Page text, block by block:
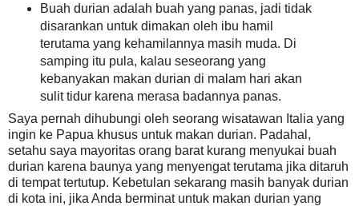
Buah durian adalah buah yang panas, jadi tidak
disarankan untuk dimakan oleh ibu hamil
terutama yang kehamilannya masih muda. Di
samping itu pula, kalau seseorang yang
kebanyakan makan durian di malam hari akan
sulit tidur karena merasa badannya panas.
Saya pernah dihubungi oleh seorang wisatawan Italia yang
ingin ke Papua khusus untuk makan durian. Padahal,
setahu saya mayoritas orang barat kurang menyukai buah
durian karena baunya yang menyengat terutama jika ditaruh
di tempat tertutup. Kebetulan sekarang masih banyak durian
di kota ini, jika Anda berminat untuk makan durian yang